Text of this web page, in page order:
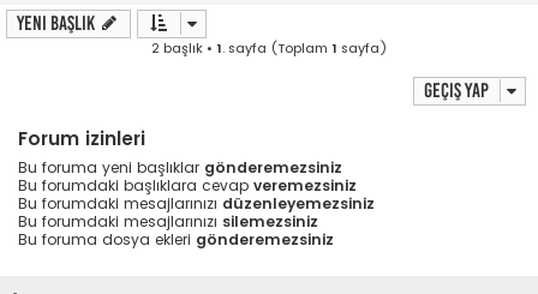
Yeni Başlık
2 başlık • 1. sayfa (Toplam 1 sayfa)
Geçiş yap
Forum izinleri
Bu foruma yeni başlıklar gönderemezsiniz
Bu forumdaki başlıklara cevap veremezsiniz
Bu forumdaki mesajlarınızı düzenleyemezsiniz
Bu forumdaki mesajlarınızı silemezsiniz
Bu foruma dosya ekleri gönderemezsiniz